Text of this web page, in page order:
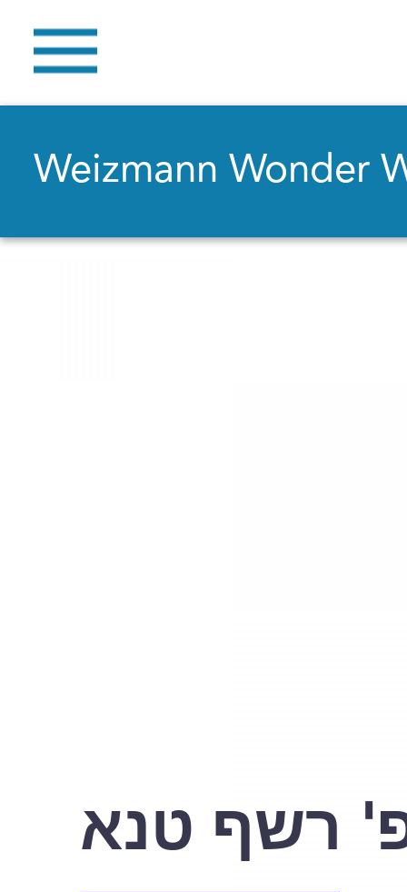
Weizmann Wonder
רשף טנא